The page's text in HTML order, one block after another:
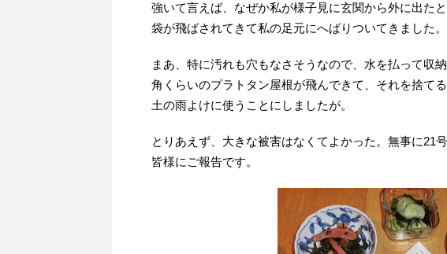
強いて言えば、なぜか私が様子見に玄関から外に出た
袋が飛ばされてきて私の足元にへばりついてきました。
まあ、特に汚れも穴もなさそうなので、水を払って収
角くらいのプラトタン屋根が飛んできて、それを捨て
土の雨よけに使うことにしましたが。
とりあえず、大きな被害はなくてよかった。無事に21
皆様にご報告です。